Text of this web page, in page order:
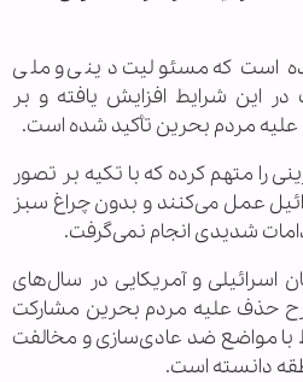
است که مسئولیت دینی و ملی
این شرایط افزایش یافته و بر
مردم بحرین تأکید شده است.
بحرینی را متهم کرده که با تکیه بر تصور
عمل می‌کنند و بدون چراغ سبز
شدیدی انجام نمی‌گرفت.
اسرائیلی و آمریکایی در سال‌های
حذف علیه مردم بحرین مشارکت
با مواضع ضد عادی‌سازی و مخالفت
دانسته است.